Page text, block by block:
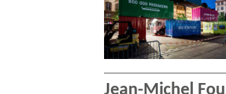
Jean-Michel